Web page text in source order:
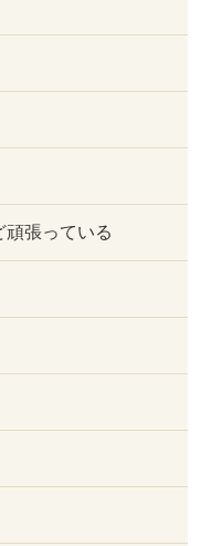
張っている